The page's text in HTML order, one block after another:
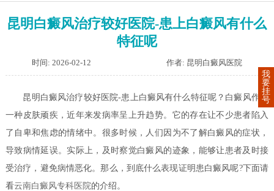
昆明白癜风治疗较好医院-患上白癜风有什么
特征呢
时间: 2026-02-12 作者: 昆明白癜风医院
昆明白癜风治疗较好医院-患上白癜风有什么特征呢？白癜风作为
一种皮肤顽疾，近年来发病率呈上升趋势。它的存在让不少患者陷入
了自卑和焦虑的情绪中。很多时候，人们因为不了解白癜风的症状，
导致病情延误。实际上，及时察觉白癜风的迹象，能够让患者及时接
受治疗，避免病情恶化。那么，到底什么表现证明患白癜风呢?下面请
看云南白癜风专科医院的介绍。
我
要
挂
号